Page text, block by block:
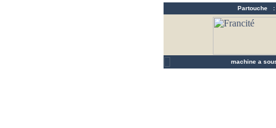
Partouche :
machine a